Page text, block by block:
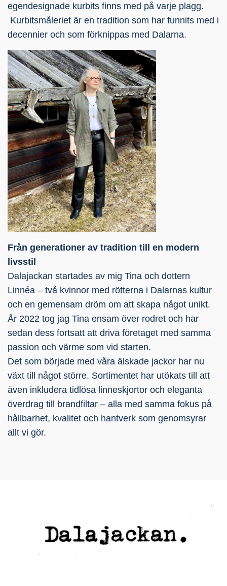
egendesignade kurbits finns med på varje plagg.
Kurbitsmåleriet är en tradition som har funnits med i
decennier och som förknippas med Dalarna.
Från generationer av tradition till en modern
livsstil
Dalajackan startades av mig Tina och dottern
Linnéa – två kvinnor med rötterna i Dalarnas kultur
och en gemensam dröm om att skapa något unikt.
År 2022 tog jag Tina ensam över rodret och har
sedan dess fortsatt att driva företaget med samma
passion och värme som vid starten.
Det som började med våra älskade jackor har nu
växt till något större. Sortimentet har utökats till att
även inkludera tidlösa linneskjortor och eleganta
överdrag till brandfiltar – alla med samma fokus på
hållbarhet, kvalitet och hantverk som genomsyrar
allt vi gör.